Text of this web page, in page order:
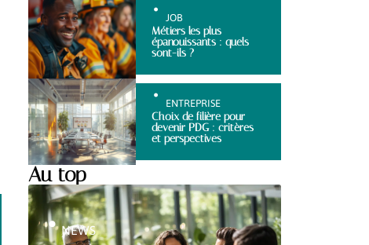
JOB
Métiers les plus
épanouissants : quels
sont-ils ?
ENTREPRISE
Choix de filière pour
devenir PDG : critères
et perspectives
Au top
NEWS